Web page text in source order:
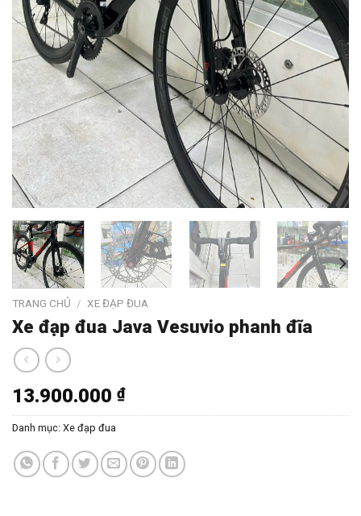
TRANG CHỦ / XE ĐẠP ĐUA
Xe đạp đua Java Vesuvio phanh đĩa
13.900.000 ₫
Danh mục: Xe đạp đua